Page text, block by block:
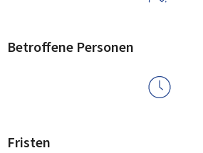
Betroffene Personen
Fristen